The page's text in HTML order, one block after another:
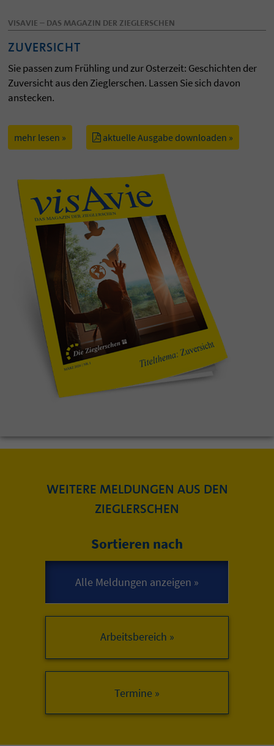
VISAVIE – DAS MAGAZIN DER ZIEGLERSCHEN
ZUVERSICHT
Sie passen zum Frühling und zur Osterzeit: Geschichten der
Zuversicht aus den Zieglerschen. Lassen Sie sich davon
anstecken.
mehr lesen » aktuelle Ausgabe downloaden »
WEITERE MELDUNGEN AUS DEN
ZIEGLERSCHEN
Sortieren nach
Arbeitsbereich »